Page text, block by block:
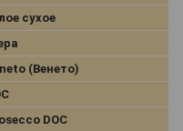
сухое
(Венето)
DOC